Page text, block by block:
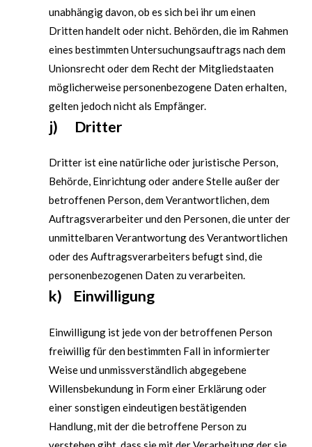
unabhängig davon, ob es sich bei ihr um einen
Dritten handelt oder nicht. Behörden, die im Rahmen
eines bestimmten Untersuchungsauftrags nach dem
Unionsrecht oder dem Recht der Mitgliedstaaten
möglicherweise personenbezogene Daten erhalten,
gelten jedoch nicht als Empfänger.
j) Dritter
Dritter ist eine natürliche oder juristische Person,
Behörde, Einrichtung oder andere Stelle außer der
betroffenen Person, dem Verantwortlichen, dem
Auftragsverarbeiter und den Personen, die unter der
unmittelbaren Verantwortung des Verantwortlichen
oder des Auftragsverarbeiters befugt sind, die
personenbezogenen Daten zu verarbeiten.
k) Einwilligung
Einwilligung ist jede von der betroffenen Person
freiwillig für den bestimmten Fall in informierter
Weise und unmissverständlich abgegebene
Willensbekundung in Form einer Erklärung oder
einer sonstigen eindeutigen bestätigenden
Handlung, mit der die betroffene Person zu